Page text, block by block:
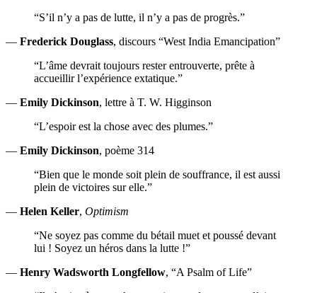
“S’il n’y a pas de lutte, il n’y a pas de progrès.”
— Frederick Douglass, discours “West India Emancipation”
“L’âme devrait toujours rester entrouverte, prête à
accueillir l’expérience extatique.”
— Emily Dickinson, lettre à T. W. Higginson
“L’espoir est la chose avec des plumes.”
— Emily Dickinson, poème 314
“Bien que le monde soit plein de souffrance, il est aussi
plein de victoires sur elle.”
— Helen Keller, Optimism
“Ne soyez pas comme du bétail muet et poussé devant
lui ! Soyez un héros dans la lutte !”
— Henry Wadsworth Longfellow, “A Psalm of Life”